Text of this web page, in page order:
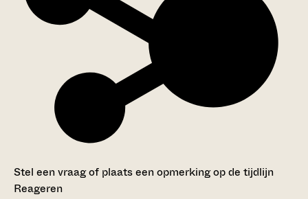
Stel een vraag of plaats een opmerking op de tijdlijn
Reageren